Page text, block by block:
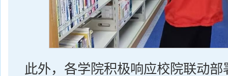
此外，各学院积极响应校院联动